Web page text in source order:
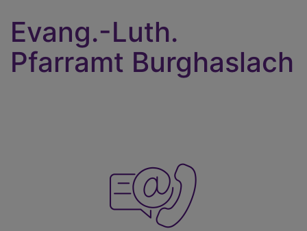
Evang.-Luth.
Pfarramt Burghaslach